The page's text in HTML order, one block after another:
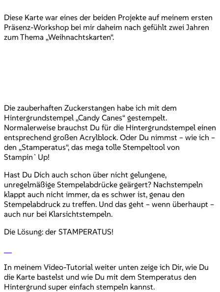
Diese Karte war eines der beiden Projekte auf meinem ersten
Präsenz-Workshop bei mir daheim nach gefühlt zwei Jahren
zum Thema „Weihnachtskarten“.
Die zauberhaften Zuckerstangen habe ich mit dem
Hintergrundstempel „Candy Canes“ gestempelt.
Normalerweise brauchst Du für die Hintergrundstempel einen
entsprechend großen Acrylblock. Oder Du nimmst – wie ich –
den „Stamperatus“, das mega tolle Stempeltool von
Stampin`Up!
Hast Du Dich auch schon über nicht gelungene,
unregelmäßige Stempelabdrücke geärgert? Nachstempeln
klappt auch nicht immer, da es schwer ist, genau den
Stempelabdruck zu treffen. Und das geht – wenn überhaupt –
auch nur bei Klarsichtstempeln.
Die Lösung: der STAMPERATUS!
In meinem Video-Tutorial weiter unten zeige ich Dir, wie Du
die Karte bastelst und wie Du mit dem Stemperatus den
Hintergrund super einfach stempeln kannst.